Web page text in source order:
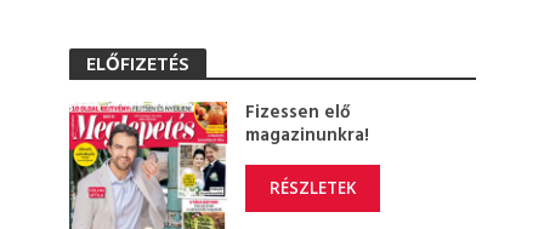
ELŐFIZETÉS
Fizessen elő
magazinunkra!
RÉSZLETEK